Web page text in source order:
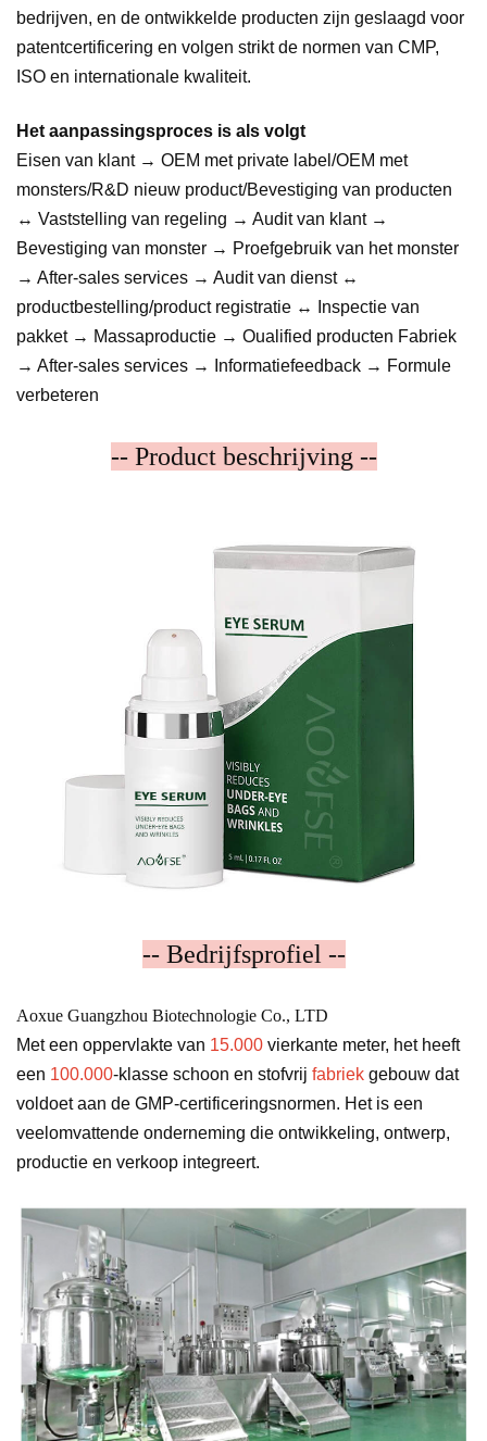
bedrijven, en de ontwikkelde producten zijn geslaagd voor
patentcertificering en volgen strikt de normen van CMP,
ISO en internationale kwaliteit.
Het aanpassingsproces is als volgt
Eisen van klant → OEM met private label/OEM met
monsters/R&D nieuw product/Bevestiging van producten
↔ Vaststelling van regeling → Audit van klant →
Bevestiging van monster → Proefgebruik van het monster
→ After-sales services → Audit van dienst ↔
productbestelling/product registratie ↔ Inspectie van
pakket → Massaproductie → Oualified producten Fabriek
→ After-sales services → Informatiefeedback → Formule
verbeteren
-- Product beschrijving --
-- Bedrijfsprofiel --
Aoxue Guangzhou Biotechnologie Co., LTD
Met een oppervlakte van 15.000 vierkante meter, het heeft
een 100.000-klasse schoon en stofvrij fabriek gebouw dat
voldoet aan de GMP-certificeringsnormen. Het is een
veelomvattende onderneming die ontwikkeling, ontwerp,
productie en verkoop integreert.